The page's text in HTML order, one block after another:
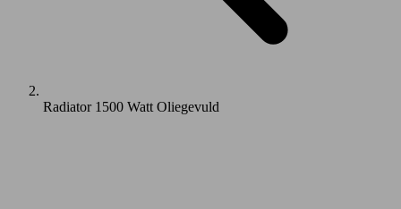
Radiator 1500 Watt Oliegevuld